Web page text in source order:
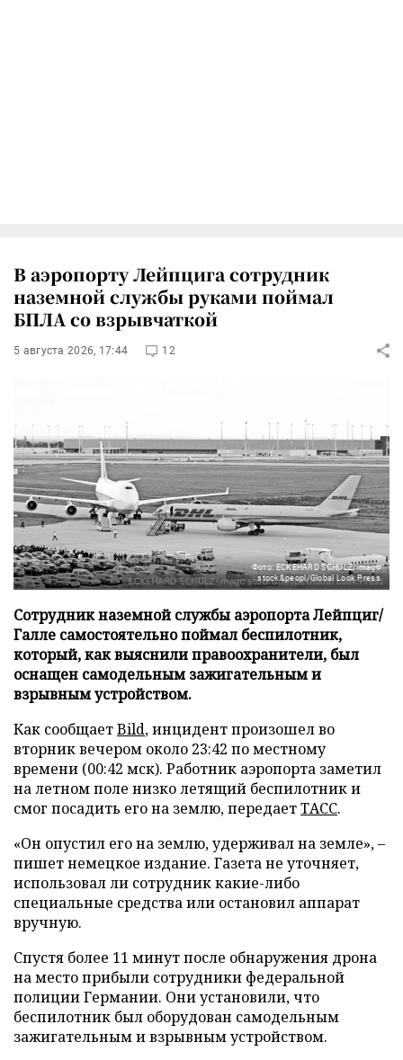
В аэропорту Лейпцига сотрудник
наземной службы руками поймал
БПЛА со взрывчаткой
5 августа 2026, 17:44 12
Фото: ECKEHARD SCHULZ/imago
stock&peopl/Global Look Press
Сотрудник наземной службы аэропорта Лейпциг/
Галле самостоятельно поймал беспилотник,
который, как выяснили правоохранители, был
оснащен самодельным зажигательным и
взрывным устройством.
Как сообщаетBild, инцидент произошел во
вторник вечером около 23:42 по местному
времени (00:42 мск). Работник аэропорта заметил
на летном поле низко летящий беспилотник и
смог посадить его на землю, передаетТАСС.
«Он опустил его на землю, удерживал на земле», –
пишет немецкое издание. Газета не уточняет,
использовал ли сотрудник какие-либо
специальные средства или остановил аппарат
вручную.
Спустя более 11 минут после обнаружения дрона
на место прибыли сотрудники федеральной
полиции Германии. Они установили, что
беспилотник был оборудован самодельным
зажигательным и взрывным устройством.